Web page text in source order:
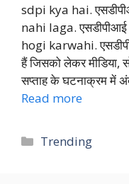
sdpi kya hai.
nahi laga. एसडीपीआई
hogi karwahi.
हैं जिसको लेकर मीडिया,
सप्ताह के घटनाक्रम में
Read more
Categories
Trending